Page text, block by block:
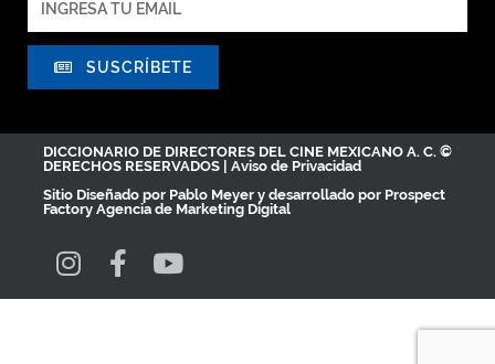
SUSCRÍBETE
DICCIONARIO DE DIRECTORES DEL CINE MEXICANO A. C. ©
DERECHOS RESERVADOS | Aviso de Privacidad
Sitio Diseñado por Pablo Meyer y desarrollado por Prospect
Factory Agencia de Marketing Digital